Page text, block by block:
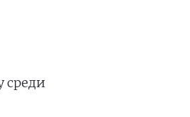
среди